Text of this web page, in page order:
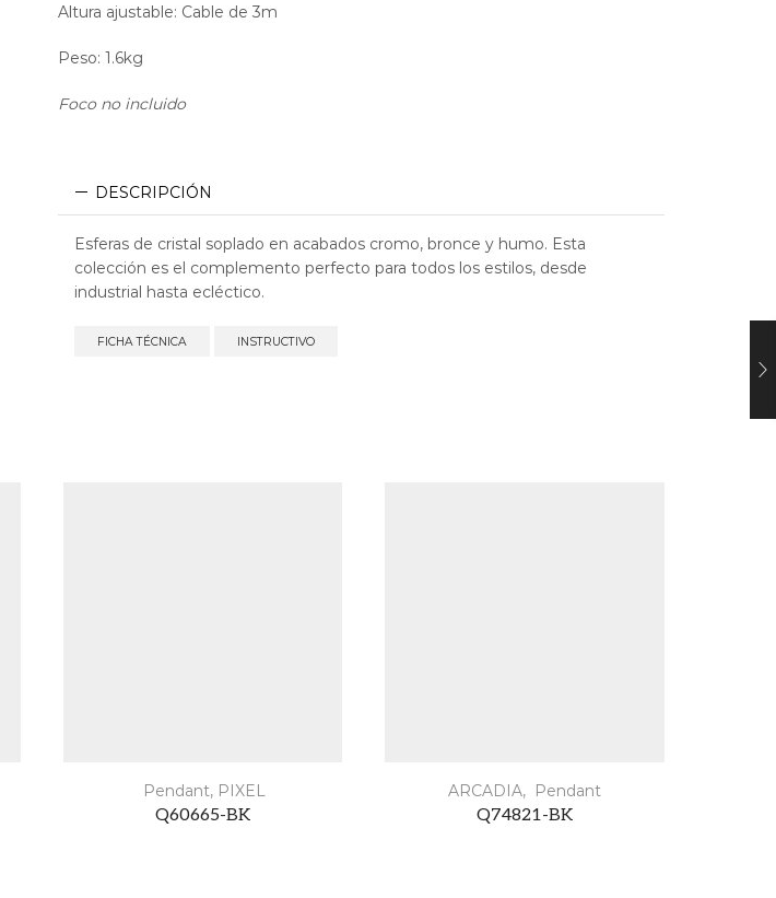
Altura ajustable: Cable de 3m
Peso: 1.6kg
Foco no incluido
DESCRIPCIÓN
Esferas de cristal soplado en acabados cromo, bronce y humo. Esta
colección es el complemento perfecto para todos los estilos, desde
industrial hasta ecléctico.
FICHA TÉCNICA INSTRUCTIVO
Pendant, PIXEL
Q60665-BK
ARCADIA, Pendant
Q74821-BK